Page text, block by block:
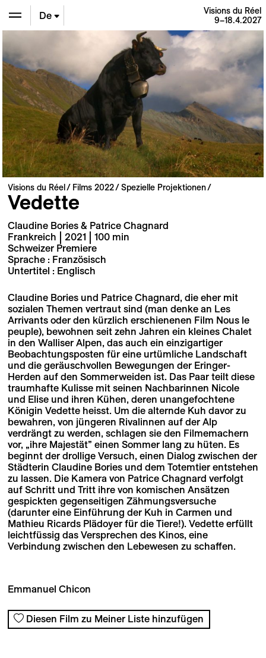
De
Fr
Visions du Réel
9–18.4.2027
Visions du Réel Films 2022 Spezielle Projektionen
Vedette
Claudine Bories & Patrice Chagnard
Frankreich | 2021 | 100 min
Schweizer Premiere
Sprache : Französisch
Untertitel : Englisch
Claudine Bories und Patrice Chagnard, die eher mit
sozialen Themen vertraut sind (man denke an Les
Arrivants oder den kürzlich erschienenen Film Nous le
peuple), bewohnen seit zehn Jahren ein kleines Chalet
in den Walliser Alpen, das auch ein einzigartiger
Beobachtungsposten für eine urtümliche Landschaft
und die geräuschvollen Bewegungen der Eringer-
Herden auf den Sommerweiden ist. Das Paar teilt diese
traumhafte Kulisse mit seinen Nachbarinnen Nicole
und Elise und ihren Kühen, deren unangefochtene
Königin Vedette heisst. Um die alternde Kuh davor zu
bewahren, von jüngeren Rivalinnen auf der Alp
verdrängt zu werden, schlagen sie den Filmemachern
vor, „ihre Majestät” einen Sommer lang zu hüten. Es
beginnt der drollige Versuch, einen Dialog zwischen der
Städterin Claudine Bories und dem Totemtier entstehen
zu lassen. Die Kamera von Patrice Chagnard verfolgt
auf Schritt und Tritt ihre von komischen Ansätzen
gespickten gegenseitigen Zähmungsversuche
(darunter eine Einführung der Kuh in Carmen und
Mathieu Ricards Plädoyer für die Tiere!). Vedette erfüllt
leichtfüssig das Versprechen des Kinos, eine
Verbindung zwischen den Lebewesen zu schaffen.
Emmanuel Chicon
Diesen Film zu Meiner Liste hinzufügen